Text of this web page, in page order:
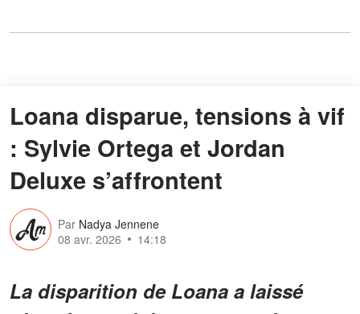
Loana disparue, tensions à vif
: Sylvie Ortega et Jordan
Deluxe s’affrontent
Par Nadya Jennene
08 avr. 2026
14:18
La disparition de Loana a laissé